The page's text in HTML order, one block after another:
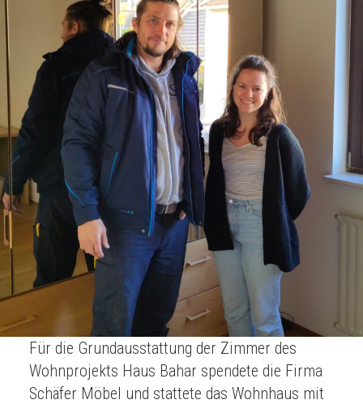
Für die Grundausstattung der Zimmer des
Wohnprojekts Haus Bahar spendete die Firma
Schäfer Möbel und stattete das Wohnhaus mit